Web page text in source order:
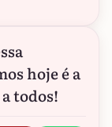
hoje é a
todos!